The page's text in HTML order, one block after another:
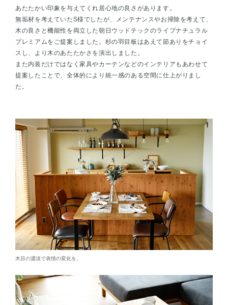
あたたかい印象を与えてくれ居心地の良さがあります。
無垢材を考えていたS様でしたが、メンテナンスやお掃除を考えて、
木の良さと機能性を両立した朝日ウッドテックのライプナチュラル
プレミアムをご提案しました。杉の羽目板はあえて節ありをチョイ
スし、より木のあたたかさを演出しました。
また内装だけではなく家具やカーテンなどのインテリアもあわせて
提案したことで、全体的により統一感のある空間に仕上がりまし
た。
木目の濃淡で表情の変化を。